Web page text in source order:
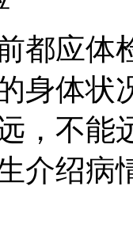
应体
身体状
，不能
介绍病